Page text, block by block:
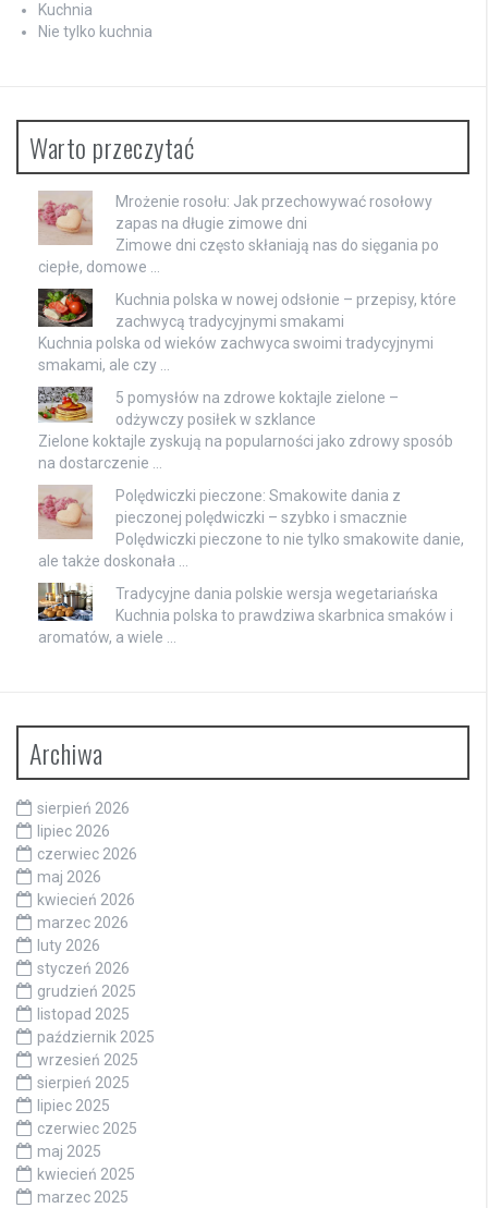
Kuchnia
Nie tylko kuchnia
Warto przeczytać
Mrożenie rosołu: Jak przechowywać rosołowy
zapas na długie zimowe dni
Zimowe dni często skłaniają nas do sięgania po
ciepłe, domowe …
Kuchnia polska w nowej odsłonie – przepisy, które
zachwycą tradycyjnymi smakami
Kuchnia polska od wieków zachwyca swoimi tradycyjnymi
smakami, ale czy …
5 pomysłów na zdrowe koktajle zielone –
odżywczy posiłek w szklance
Zielone koktajle zyskują na popularności jako zdrowy sposób
na dostarczenie …
Polędwiczki pieczone: Smakowite dania z
pieczonej polędwiczki – szybko i smacznie
Polędwiczki pieczone to nie tylko smakowite danie,
ale także doskonała …
Tradycyjne dania polskie wersja wegetariańska
Kuchnia polska to prawdziwa skarbnica smaków i
aromatów, a wiele …
Archiwa
sierpień 2026
lipiec 2026
czerwiec 2026
maj 2026
kwiecień 2026
marzec 2026
luty 2026
styczeń 2026
grudzień 2025
listopad 2025
październik 2025
wrzesień 2025
sierpień 2025
lipiec 2025
czerwiec 2025
maj 2025
kwiecień 2025
marzec 2025